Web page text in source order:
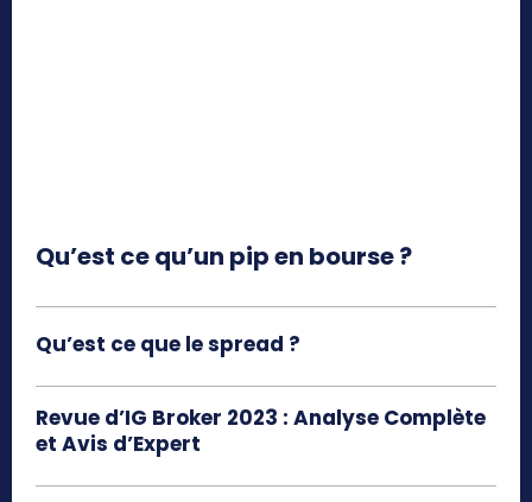
Qu’est ce qu’un pip en bourse ?
Qu’est ce que le spread ?
Revue d’IG Broker 2023 : Analyse Complète
et Avis d’Expert